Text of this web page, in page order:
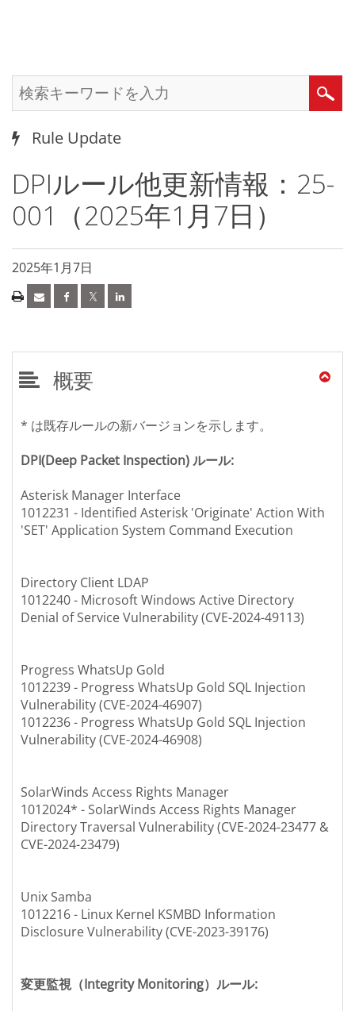
Rule Update
DPIルール他更新情報：25-
001（2025年1月7日）
2025年1月7日
概要
* は既存ルールの新バージョンを示します。
DPI(Deep Packet Inspection) ルール:
Asterisk Manager Interface
1012231 - Identified Asterisk 'Originate' Action With
'SET' Application System Command Execution
Directory Client LDAP
1012240 - Microsoft Windows Active Directory
Denial of Service Vulnerability (CVE-2024-49113)
Progress WhatsUp Gold
1012239 - Progress WhatsUp Gold SQL Injection
Vulnerability (CVE-2024-46907)
1012236 - Progress WhatsUp Gold SQL Injection
Vulnerability (CVE-2024-46908)
SolarWinds Access Rights Manager
1012024* - SolarWinds Access Rights Manager
Directory Traversal Vulnerability (CVE-2024-23477 &
CVE-2024-23479)
Unix Samba
1012216 - Linux Kernel KSMBD Information
Disclosure Vulnerability (CVE-2023-39176)
変更監視（Integrity Monitoring）ルール: